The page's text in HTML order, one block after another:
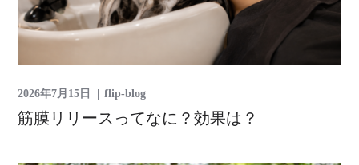
2026年7月15日 flip-blog
筋膜リリースってなに？効果は？